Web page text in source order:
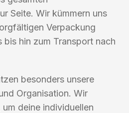
Seite. Wir kümmern uns
Verpackung
bis hin zum Transport nach
besonders unsere
Organisation. Wir
deine individuellen